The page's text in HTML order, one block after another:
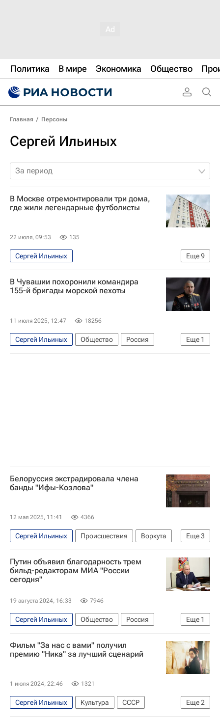
Политика В мире Экономика Общество
Главная / Персоны
Сергей Ильиных
За период
В Москве отремонтировали три дома,
где жили легендарные футболисты
22 июля, 09:53 135
Еще9
Сергей Ильиных
Москва Сегодня: мегаполис для жизни
Москва
СССР
Федор Черенков
Капремонт
Комплекс городского хозяйства Москвы
Городское хозяйство Москвы
В Чувашии похоронили командира
155-й бригады морской пехоты
11 июля 2025, 12:47 18256
Еще 1
Сергей Ильиных Общество
Россия
Урмарский район
Белоруссия экстрадировала члена
банды "Ифы-Козлова"
12 мая 2025, 11:41 4366
Еще3
Сергей Ильиных Происшествия
Воркута
Белоруссия
Россия В мире
Путин объявил благодарность трем
бильд-редакторам МИА "России
сегодня"
19 августа 2024, 16:33 7946
Еще 1
Сергей Ильиных Общество
Россия
Владимир Путин
Фильм "За нас с вами" получил
премию "Ника" за лучший сценарий
1 июля 2024, 22:46 1321
Еще2
Сергей Ильиных Культура
СССР
Андрей Смирнов
Александр Велединский